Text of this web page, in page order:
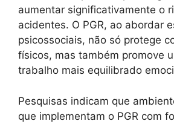
aumentar significativamente o
acidentes. O PGR, ao abordar
psicossociais, não só protege
físicos, mas também promove
trabalho mais equilibrado
Pesquisas indicam que
que implementam o PGR com